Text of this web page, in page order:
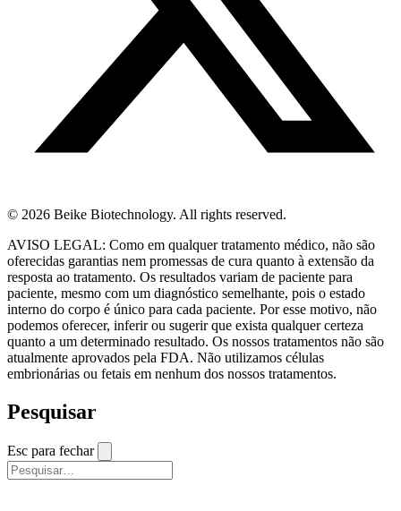
© 2026 Beike Biotechnology. All rights reserved.
AVISO LEGAL: Como em qualquer tratamento médico, não são
oferecidas garantias nem promessas de cura quanto à extensão da
resposta ao tratamento. Os resultados variam de paciente para
paciente, mesmo com um diagnóstico semelhante, pois o estado
interno do corpo é único para cada paciente. Por esse motivo, não
podemos oferecer, inferir ou sugerir que exista qualquer certeza
quanto a um determinado resultado. Os nossos tratamentos não são
atualmente aprovados pela FDA. Não utilizamos células
embrionárias ou fetais em nenhum dos nossos tratamentos.
Pesquisar
Esc para fechar